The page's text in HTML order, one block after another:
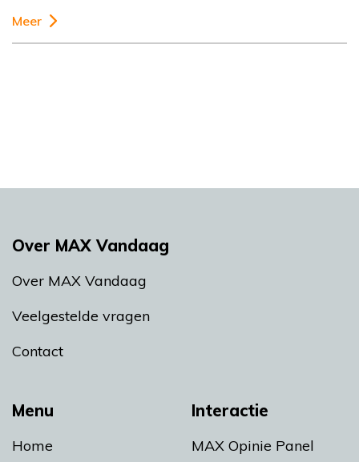
Meer
Menu
Home
Interactie
MAX Opinie Panel
Over MAX Vandaag
Over MAX Vandaag
Veelgestelde vragen
Contact